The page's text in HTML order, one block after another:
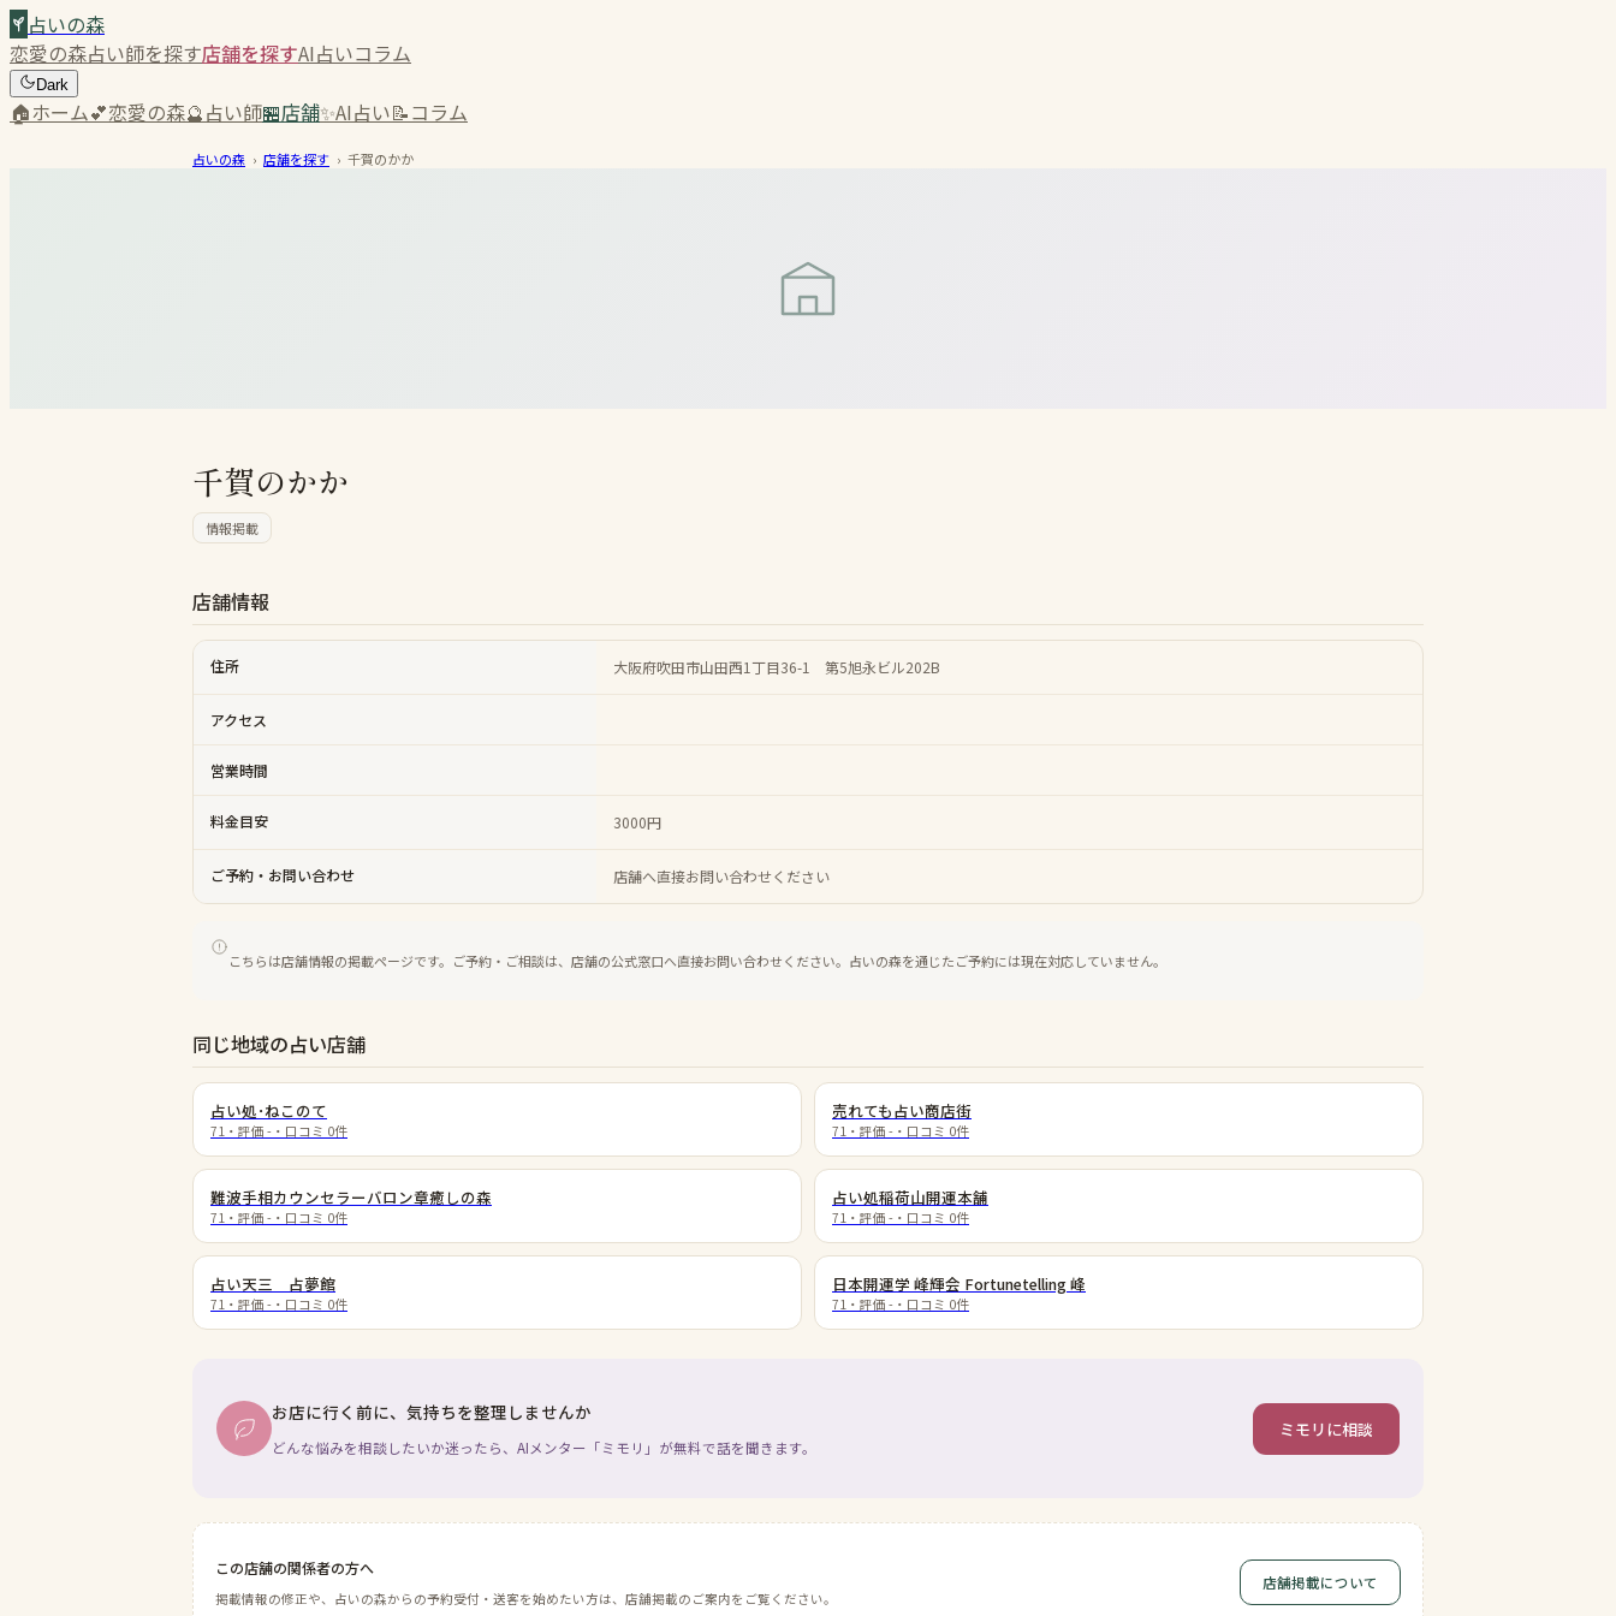
占いの森
恋愛の森占い師を探す店舗を探すAI占いコラム
Dark
🏠ホーム💕恋愛の森🔮占い師🏪店舗✨AI占い📝コラム
占いの森 › 店舗を探す › 千賀のかか
千賀のかか
情報掲載
店舗情報
住所 大阪府吹田市山田西1丁目36-1 第5旭永ビル202B
アクセス
営業時間
料金目安 3000円
ご予約・お問い合わせ 店舗へ直接お問い合わせください
こちらは店舗情報の掲載ページです。ご予約・ご相談は、店舗の公式窓口へ直接お問い合わせください。占いの森を通じたご予約には現在対応していません。
同じ地域の占い店舗
占い処･ねこのて
71 ・評価 - ・口コミ 0件
売れても占い商店街
71 ・評価 - ・口コミ 0件
難波手相カウンセラーバロン章癒しの森
71 ・評価 - ・口コミ 0件
占い処稲荷山開運本舗
71 ・評価 - ・口コミ 0件
占い天三 占夢館
71 ・評価 - ・口コミ 0件
日本開運学 峰輝会 Fortunetelling 峰
71 ・評価 - ・口コミ 0件
お店に行く前に、気持ちを整理しませんか
どんな悩みを相談したいか迷ったら、AIメンター「ミモリ」が無料で話を聞きます。
ミモリに相談
この店舗の関係者の方へ
掲載情報の修正や、占いの森からの予約受付・送客を始めたい方は、店舗掲載のご案内をご覧ください。
店舗掲載について